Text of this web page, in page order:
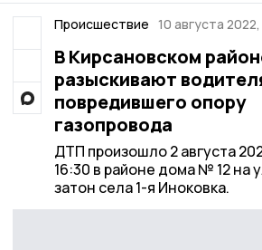
Происшествие 10 августа 2022,
В Кирсановском
разыскивают
повредившего опору
газопровода
ДТП произошло 2 августа
16:30 в районе дома № 12 на
затон села 1-я Иноковка.